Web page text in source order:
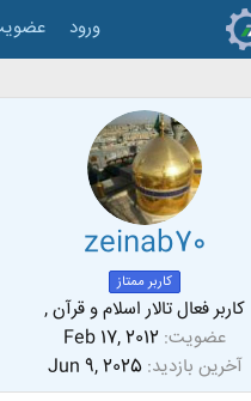
ورود
zeinab70
کاربر ممتاز
کاربر فعال تالار اسلام و قرآن ,
عضویت Feb 17, 2012
آخرین بازدید Jun 9, 2025